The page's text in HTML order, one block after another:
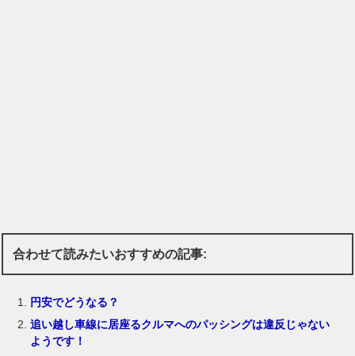
合わせて読みたいおすすめの記事:
円安でどうなる？
追い越し車線に居座るクルマへのパッシングは違反じゃない
ようです！